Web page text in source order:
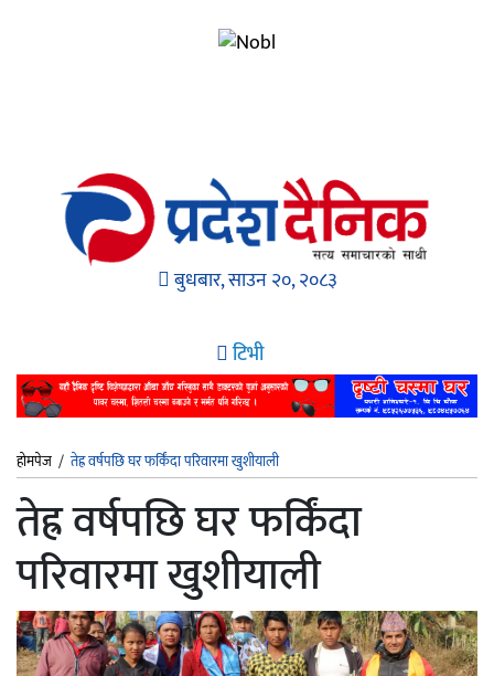
बुधबार, साउन २०, २०८३
टिभी
होमपेज /तेह्र वर्षपछि घर फर्किंदा परिवारमा खुशीयाली
तेह्र वर्षपछि घर फर्किंदा
परिवारमा खुशीयाली